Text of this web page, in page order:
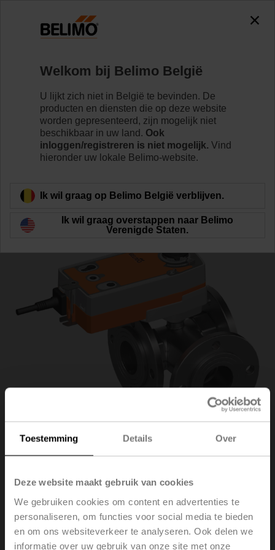
Toestemming Details Over
Deze website maakt gebruik van cookies
We gebruiken cookies om content en advertenties te
personaliseren, om functies voor social media te bieden
en om ons websiteverkeer te analyseren. Ook delen we
informatie over uw gebruik van onze site met onze
R7050R-B3+NRFA-S2-O
Meer informatie
Terug naar product categorie
R7050R-B3+NRFA-
S2-O
Welkom bij Belimo België
U lijkt zich niet in België te bevinden. De
producten en diensten die op deze website
worden gepresenteerd, zijn mogelijk niet
beschikbaar in uw land. Ook
inloggen/registreren is niet mogelijk. Vind
hieronder uw lokale Belimo-website.
Ik wil graag op Belimo België verblijven.
Ik wil graag overstappen naar Belimo
Verenigde Staten.